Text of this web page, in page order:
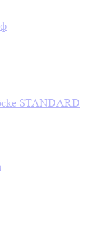
STANDARD